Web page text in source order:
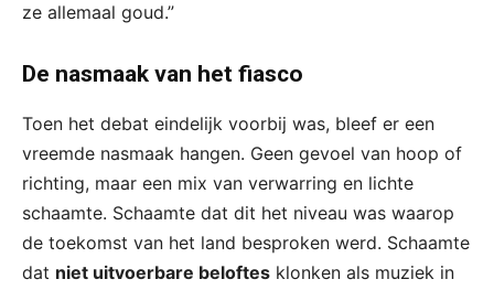
ze allemaal goud.”
De nasmaak van het fiasco
Toen het debat eindelijk voorbij was, bleef er een
vreemde nasmaak hangen. Geen gevoel van hoop of
richting, maar een mix van verwarring en lichte
schaamte. Schaamte dat dit het niveau was waarop
de toekomst van het land besproken werd. Schaamte
dat niet uitvoerbare beloftes klonken als muziek in